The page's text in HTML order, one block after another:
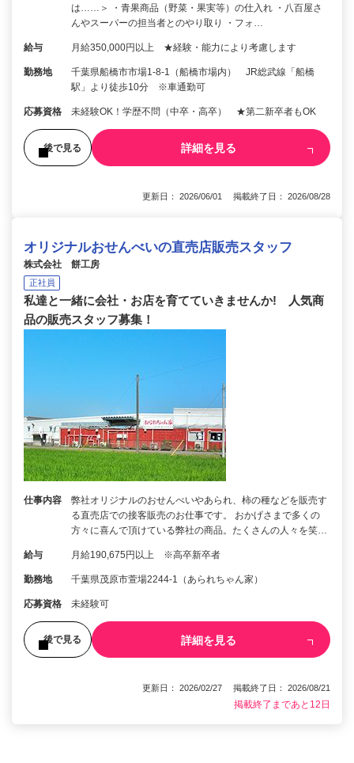
は……＞ ・青果商品（野菜・果実等）の仕入れ ・八百屋さ
んやスーパーの担当者とのやり取り ・フォ…
給与 月給350,000円以上 ★経験・能力により考慮します
勤務地
千葉県船橋市市場1-8-1（船橋市場内） JR総武線「船橋
駅」より徒歩10分 ※車通勤可
応募資格 未経験OK！学歴不問（中卒・高卒） ★第二新卒者もOK
後で見る 詳細を見る
更新日： 2026/06/01 掲載終了日： 2026/08/28
オリジナルおせんべいの直売店販売スタッフ
株式会社 餅工房
正社員
私達と一緒に会社・お店を育てていきませんか! 人気商
品の販売スタッフ募集！
仕事内容
弊社オリジナルのおせんべいやあられ、柿の種などを販売す
る直売店での接客販売のお仕事です。 おかげさまで多くの
方々に喜んで頂けている弊社の商品。たくさんの人々を笑…
給与 月給190,675円以上 ※高卒新卒者
勤務地 千葉県茂原市萱場2244-1（あられちゃん家）
応募資格 未経験可
後で見る 詳細を見る
更新日： 2026/02/27 掲載終了日： 2026/08/21
掲載終了まであと12日